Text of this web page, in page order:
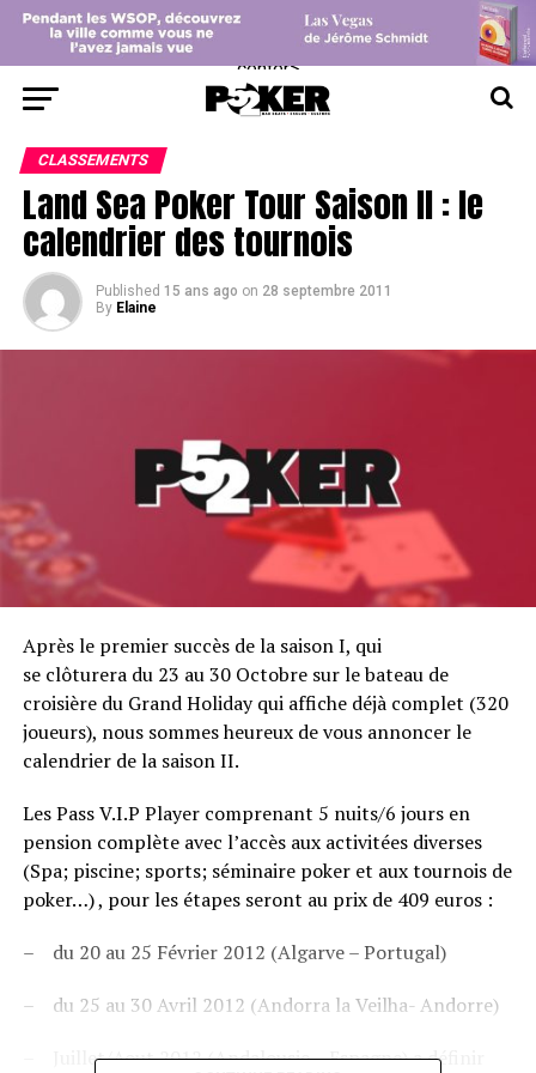
center>
CLASSEMENTS
Land Sea Poker Tour Saison II : le
calendrier des tournois
Published 15 ans ago on 28 septembre 2011
By Elaine
Après le premier succès de la saison I, qui
se clôturera du 23 au 30 Octobre sur le bateau de
croisière du Grand Holiday qui affiche déjà complet (320
joueurs), nous sommes heureux de vous annoncer le
calendrier de la saison II.
Les Pass V.I.P Player comprenant 5 nuits/6 jours en
pension complète avec l’accès aux activitées diverses
(Spa; piscine; sports; séminaire poker et aux tournois de
poker…) , pour les étapes seront au prix de 409 euros :
– du 20 au 25 Février 2012 (Algarve – Portugal)
– du 25 au 30 Avril 2012 (Andorra la Veilha- Andorre)
– Juillet/Aout 2012 (Andalousie – Espagne) a définir